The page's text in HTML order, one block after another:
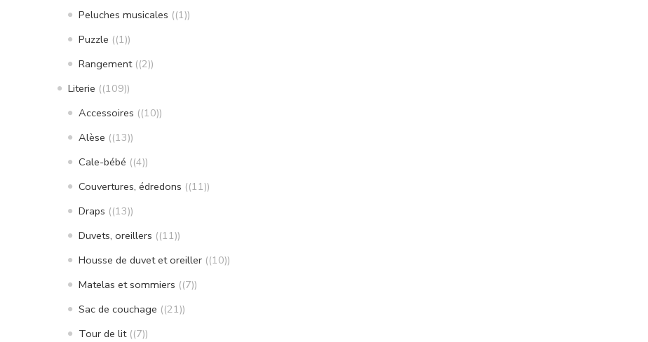
Peluches musicales (1)
Puzzle (1)
Rangement (2)
Literie (109)
Accessoires (10)
Alèse (13)
Cale-bébé (4)
Couvertures, édredons (11)
Draps (13)
Duvets, oreillers (11)
Housse de duvet et oreiller (10)
Matelas et sommiers (7)
Sac de couchage (21)
Tour de lit (7)